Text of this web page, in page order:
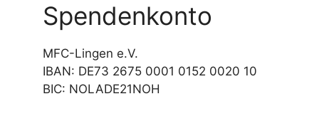
Spendenkonto
MFC-Lingen e.V.
IBAN: DE73 2675 0001 0152 0020 10
BIC: NOLADE21NOH